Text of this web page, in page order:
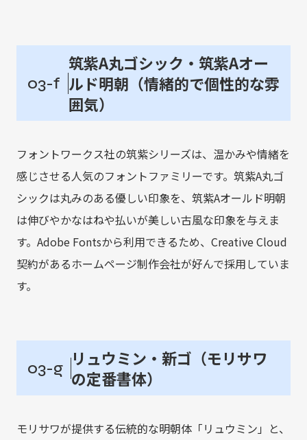
03-f
筑紫A丸ゴシック・筑紫Aオー
ルド明朝（情緒的で個性的な雰
囲気）
フォントワークス社の筑紫シリーズは、温かみや情緒を
感じさせる人気のフォントファミリーです。筑紫A丸ゴ
シックは丸みのある優しい印象を、筑紫Aオールド明朝
は伸びやかなはねや払いが美しい古風な印象を与えま
す。Adobe Fontsから利用できるため、Creative Cloud
契約があるホームページ制作会社が好んで採用していま
す。
03-g リュウミン・新ゴ（モリサワ
の定番書体）
モリサワが提供する伝統的な明朝体「リュウミン」と、